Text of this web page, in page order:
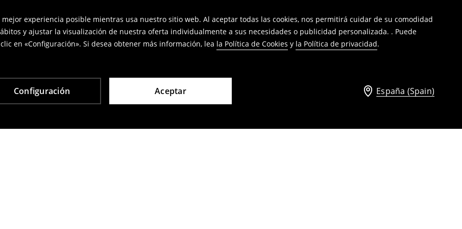
experiencia posible mientras usa nuestro sitio web. Al aceptar todas las cookies, nos permitirá cuidar de su comodidad
y ajustar la visualización de nuestra oferta individualmente a sus necesidades o publicidad personalizada. . Puede
en «Configuración». Si desea obtener más información, lea la Política de Cookies y la Política de privacidad.
Configuración Aceptar España (Spain)